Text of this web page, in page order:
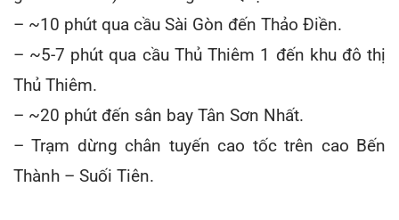
– ~10 phút qua cầu Sài Gòn đến Thảo Điền.
– ~5-7 phút qua cầu Thủ Thiêm 1 đến khu đô thị
Thủ Thiêm.
– ~20 phút đến sân bay Tân Sơn Nhất.
– Trạm dừng chân tuyến cao tốc trên cao Bến
Thành – Suối Tiên.